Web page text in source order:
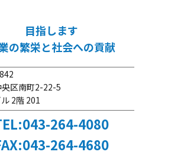
目指します
の繁栄と社会への貢献
区南町2-22-5
2階 201
264-4080
264-4680